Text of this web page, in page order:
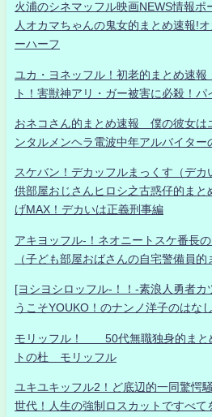
火浦のシネマッフル映画NEWS情報ポ
人オカマちゃんの鬼女的まとめ速報!
ーハーフ
ユカ・ヨネッフル！初老的まとめ速報
ト！害獣神アリ・ガー被害に必殺！パ
おネコさん的まとめ速報 僕の彼女は
ンタルメンヘラ電波中年アルバイタ
スケバン！デカッフルまっくす（デ
供部屋おじさんヒロシ之古惑仔的まと
げMAX！デカいは正義刑事編
アキヨッフル-！ネオニートスケ番長
（子ども部屋おばさんの自宅警備員的
[ヨシヨシロッフル-！！-素浪人勇者カ
うこそYOUKO！のナンノ洋子のはな
モリッフル！ 50代無職独身的まと
トの杜 モリッフル
ユキユキッフル2！ど底辺的一同驚愕
世代！人生の強制ロスカットですべて